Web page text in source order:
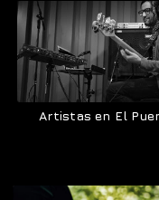
Artistas en El